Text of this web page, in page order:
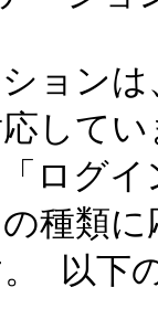
ョン
応して
ログ
種類
以下